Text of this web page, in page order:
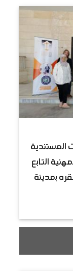
المستندية
التابع
بمدينة